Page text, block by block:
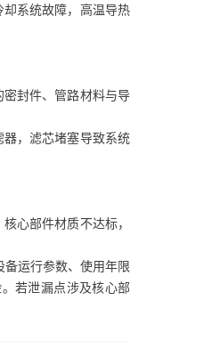
系统故障，高温导热
封件、管路材料与导
，滤芯堵塞导致系统
心部件材质不达标，
运行参数、使用年限
若泄漏点涉及核心部